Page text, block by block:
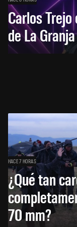
Carlos
de La
HACE 7 HORAS
¿Qué tan
70 mm?